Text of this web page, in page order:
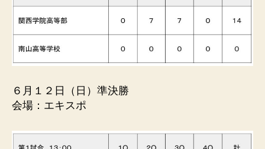
６月１２日（日）準決勝
会場：エキスポ